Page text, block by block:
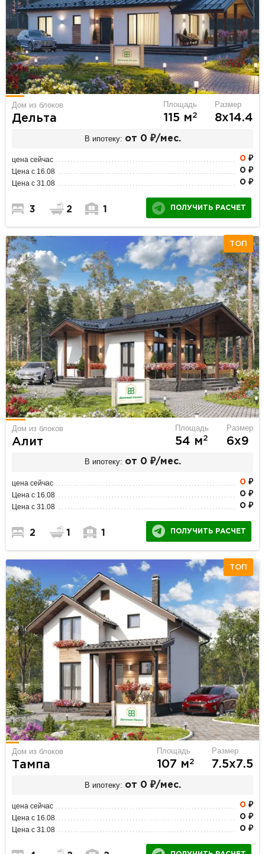
Дом из блоков
Дельта
Площадь
115 м2
Размер
8х14.4
В ипотеку: от 0 ₽/мес.
цена сейчас 0 ₽
Цена с 16.08 0 ₽
Цена с 31.08 0 ₽
3 2 1 ПОЛУЧИТЬ РАСЧЕТ
ТОП
Дом из блоков
Алит
Площадь
54 м2
Размер
6х9
В ипотеку: от 0 ₽/мес.
цена сейчас 0 ₽
Цена с 16.08 0 ₽
Цена с 31.08 0 ₽
2 1 1 ПОЛУЧИТЬ РАСЧЕТ
ТОП
Дом из блоков
Тампа
Площадь
107 м2
Размер
7.5х7.5
В ипотеку: от 0 ₽/мес.
цена сейчас 0 ₽
Цена с 16.08 0 ₽
Цена с 31.08 0 ₽